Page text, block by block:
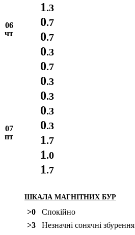
06
чт
1.3
0.7
0.7
0.3
0.7
0.3
07
пт
0.3
0.3
0.3
1.7
1.0
1.7
ШКАЛА МАГНІТНИХ БУР
>0
Спокійно
>3
Незначні сонячні збурення